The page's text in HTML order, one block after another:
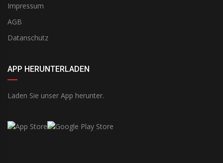
Impressum
AGB
Datanschutz
APP HERUNTERLADEN
Laden Sie unser App herunter.